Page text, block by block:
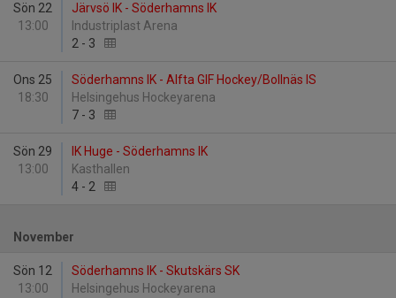
Sön 22
13:00
Järvsö IK - Söderhamns IK
Industriplast Arena
2 - 3
Ons 25
18:30
Söderhamns IK - Alfta GIF Hockey/Bollnäs IS
Helsingehus Hockeyarena
7 - 3
Sön 29
13:00
IK Huge - Söderhamns IK
Kasthallen
4 - 2
November
Sön 12
13:00
Söderhamns IK - Skutskärs SK
Helsingehus Hockeyarena